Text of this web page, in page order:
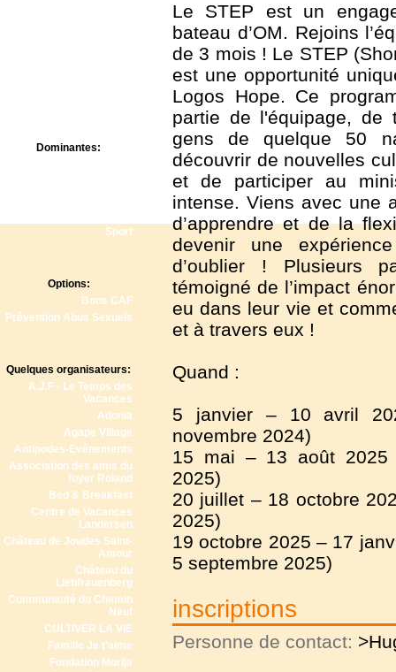
Dominantes:
Sport
Options:
Bons CAF
Prévention Abus Sexuels
Quelques organisateurs:
A.J.F - Le Temps des
Vacances
Adonia
Agape Village
Antipodes-Evénements
Association des amis du
foyer Roland
Bed & Breakfast
Centre de Vacances
Landersen
Château de Joudes Saint-
Amour
Château du
Liebfrauenberg
Communauté du Chemin
Neuf
CULTIVER LA VIE
Famille Je t'aime
Fondation Morija
Le STEP est un
bateau d’OM. Rejoins
de 3 mois ! Le STEP
est une opportunité
Logos Hope. Ce
partie de l'équipage, de
gens de quelque 50
découvrir de nouvelles
et de participer au
intense. Viens avec une
d’apprendre et de la
devenir une
d’oublier ! Plusieurs
témoigné de l’impact
eu dans leur vie et
et à travers eux !
Quand :
5 janvier – 10 avril
novembre 2024)
15 mai – 13 août 2025
2025)
20 juillet – 18 octobre
2025)
19 octobre 2025 – 17
5 septembre 2025)
inscriptions
Personne de contact: